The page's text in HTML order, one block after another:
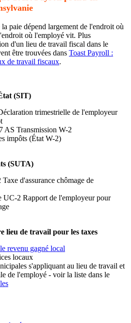
paie dépend largement de l'endroit où
où l'employé vit. Plus
d'un lieu de travail fiscal dans le
être trouvées dans Toast Payroll :
de travail fiscaux.
(SIT)
trimestrielle de l'employeur
AS Transmission W-2
impôts (État W-2)
(SUTA)
d'assurance chômage de
UC-2 Rapport de l'employeur pour
lieu de travail pour les taxes
revenu gagné local
locaux
s'appliquant au lieu de travail et
de l'employé - voir la liste dans le